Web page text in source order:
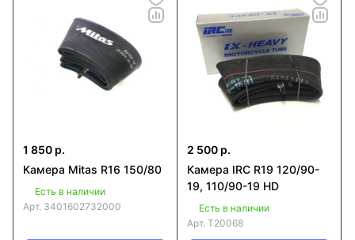
1 850 р.
Камера Mitas R16 150/80
Есть в наличии
Арт. 3401602732000
2 500 р.
Камера IRC R19 120/90-
19, 110/90-19 HD
Есть в наличии
Арт. T20068